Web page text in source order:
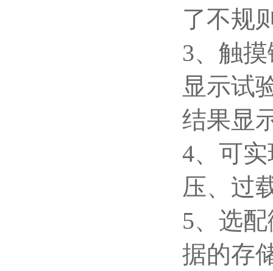
了不规
3、触
显示试
结果显
4、可
压、过
5、选
据的存